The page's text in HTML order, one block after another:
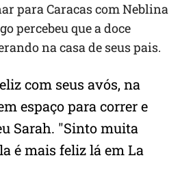
para Caracas com Neblina
percebeu que a doce
na casa de seus pais.
com seus avós, na
espaço para correr e
Sarah. "Sinto muita
é mais feliz lá em La